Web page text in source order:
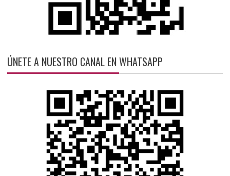
ÚNETE A NUESTRO CANAL EN WHATSAPP